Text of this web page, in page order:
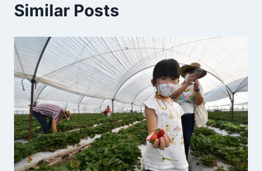
Similar Posts